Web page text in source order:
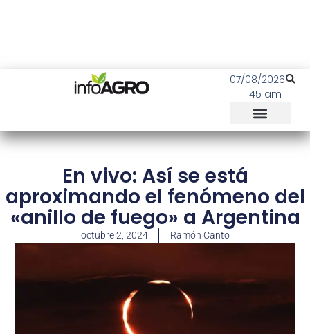
07/08/2026
1:45 am
En vivo: Así se está
aproximando el fenómeno del
«anillo de fuego» a Argentina
octubre 2, 2024 Ramón Canto